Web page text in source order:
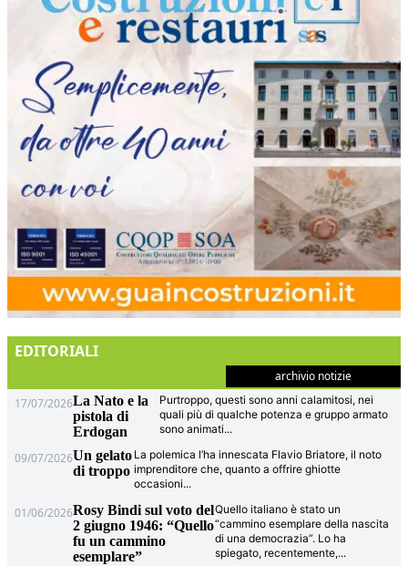
EDITORIALI
archivio notizie
17/07/2026La Nato e la
pistola di
Erdogan
Purtroppo, questi sono anni calamitosi, nei
quali più di qualche potenza e gruppo armato
sono animati...
09/07/2026Un gelato
di troppo
La polemica l’ha innescata Flavio Briatore, il noto
imprenditore che, quanto a offrire ghiotte
occasioni...
01/06/2026Rosy Bindi sul voto del
2 giugno 1946: “Quello
fu un cammino
esemplare”
Quello italiano è stato un
“cammino esemplare della nascita
di una democrazia”. Lo ha
spiegato, recentemente,...